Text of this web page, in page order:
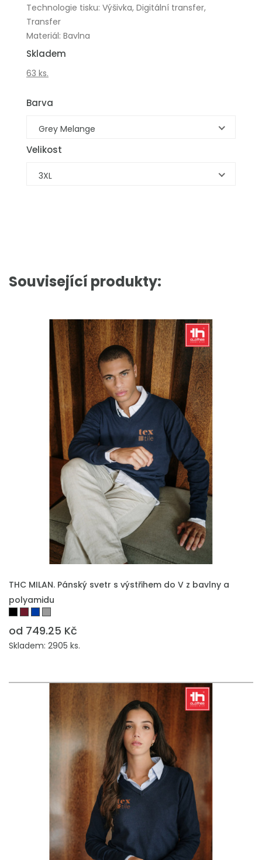
Technologie tisku: Výšivka, Digitální transfer,
Transfer
Materiál: Bavlna
Skladem
63 ks.
Barva
Grey Melange
Velikost
3XL
Související produkty:
THC MILAN. Pánský svetr s výstřihem do V z bavlny a
polyamidu
od 749.25 Kč
Skladem: 2905 ks.